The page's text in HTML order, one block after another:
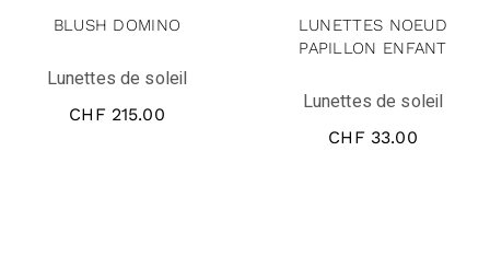
BLUSH DOMINO
Lunettes de soleil
CHF 215.00
LUNETTES NOEUD
PAPILLON ENFANT
Lunettes de soleil
CHF 33.00